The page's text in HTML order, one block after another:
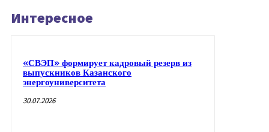
Интересное
«СВЭП» формирует кадровый резерв из
выпускников Казанского
энергоуниверситета
30.07.2026